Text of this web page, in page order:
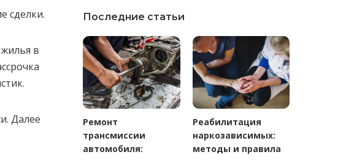
сделки.
в
Далее
Последние статьи
Ремонт
трансмиссии
автомобиля:
Реабилитация
наркозависимых:
методы и правила